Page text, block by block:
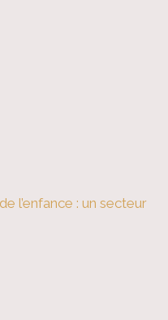
l’enfance : un secteur